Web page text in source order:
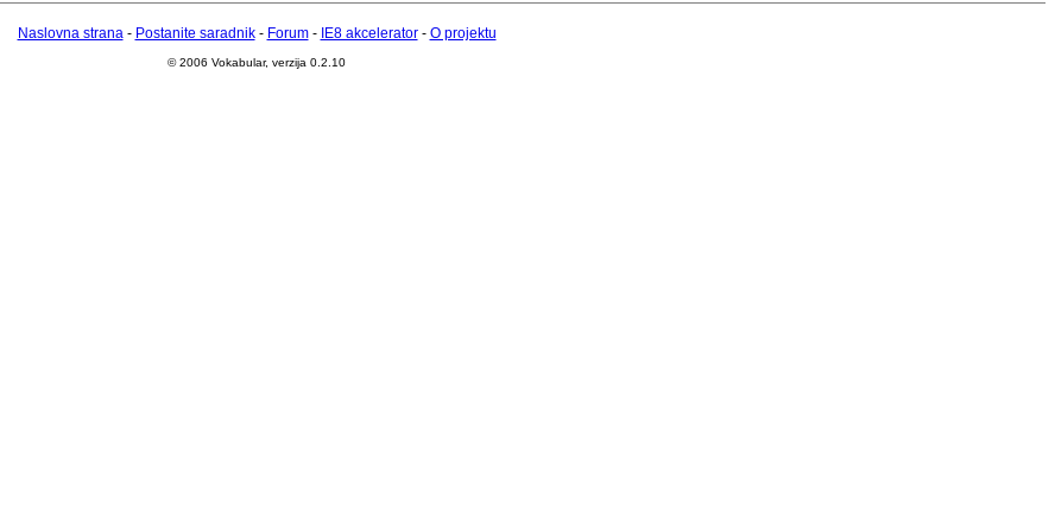
Naslovna strana- Postanite saradnik- Forum- IE8 akcelerator- O projektu
© 2006 Vokabular, verzija 0.2.10